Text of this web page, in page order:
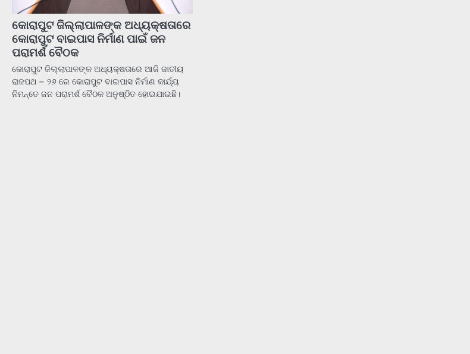
କୋରାପୁଟ ଜିଲ୍ଲାପାଳଙ୍କ ଅଧ୍ୟକ୍ଷତାରେ
କୋରାପୁଟ ବାଇପାସ ନିର୍ମାଣ ପାଇଁ ଜନ
ପରାମର୍ଶ ବୈଠକ
କୋରାପୁଟ ଜିଲ୍ଲାପାଳଙ୍କ ଅଧ୍ୟକ୍ଷତାରେ ଆଜି ଜାତୀୟ
ରାଜପଥ – ୨୬ ରେ କୋରାପୁଟ ବାଇପାସ ନିର୍ମାଣ କାର୍ଯ୍ୟ
ନିମନ୍ତେ ଜନ ପରାମର୍ଶ ବୈଠକ ଅନୁଷ୍ଠିତ ହୋଇଯାଇଛି।